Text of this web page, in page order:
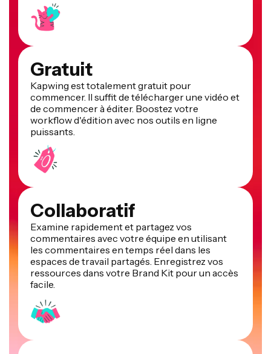
Gratuit
Kapwing est totalement gratuit pour
commencer. Il suffit de télécharger une vidéo et
de commencer à éditer. Boostez votre
workflow d'édition avec nos outils en ligne
puissants.
Collaboratif
Examine rapidement et partagez vos
commentaires avec votre équipe en utilisant
les commentaires en temps réel dans les
espaces de travail partagés. Enregistrez vos
ressources dans votre Brand Kit pour un accès
facile.